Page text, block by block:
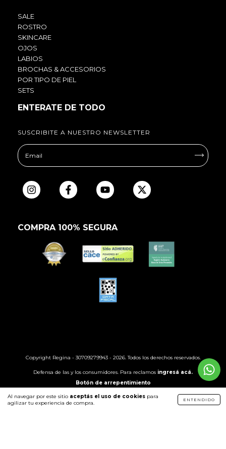
Al navegar por este sitio aceptás el uso de cookies para
agilizar tu experiencia de compra.
ENTENDIDO
SALE
ROSTRO
SKINCARE
OJOS
LABIOS
BROCHAS & ACCESORIOS
POR TIPO DE PIEL
SETS
ENTERATE DE TODO
SUSCRIBITE A NUESTRO NEWSLETTER
COMPRA 100% SEGURA
Copyright Regina - 30709279943 - 2026. Todos los derechos reservados.
Defensa de las y los consumidores. Para reclamos ingresá acá.
Botón de arrepentimiento
Política de envíosPolítica de cambios y devoluciones